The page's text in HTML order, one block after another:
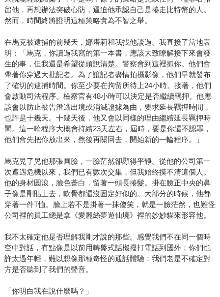
留他，再想辦法突破心防，逼迫他承認自己是捲走比特幣的人。
然而，時間終將證明這種策略實為不智之舉。
在馬克被逮捕的前幾天，娜塔莉和我找他談過。我直接了當地表
明：「馬克，你讀過我寫的第一本書，應該大致瞭解接下來會發
生的事，但我還是希望從頭說清楚。警察會到這裡抓你。他們會
帶著你穿過大批記者。為了讓記者盡情拍攝影像，他們早就發布
了確切的逮捕時間。你至少要在拘留所待上24小時。接著，他們
會啟動司法程序。檢察官有48小時可以決定是否繼續羈押。他應
該會以防止被告潛逃出境或消滅證據為由，要求延長羈押時間，
也許是十幾天。十幾天後，他又會以同樣的理由繼續延長羈押時
間。這一輪程序大概會持續23天左右，屆時，要是你還不認罪，
他們會先把你放出來，然後再關回去，開始新的一輪程序。」
馬克晃了晃他那張圓臉，一臉茫然卻顯得平靜。從他的公司第一
次遭遇危機以來，我們已有數次交集，但我始終摸不清這個人。
他的身材圓滾，臉色蒼白，留著一頭長捲髮。掛在臉正中央的鼻
子像是剛貼上去，軟骨都還沒固定好似的。大部分的時候，他都
穿著一件T恤。臉上若不是掛著一抹傻笑，就是一臉茫然，也難怪
公司裡的員工總是拿《愛麗絲夢遊仙境》裡的妙妙貓來形容他。
我不太確定他是否理解我剛才說的那些。感覺我們不在同一個時
空中對話，有點像是以前用轉盤式話機撥打電話到國外；你們也
許太過年輕，難以想像那種奇怪的通話體驗：我們老是不確定對
方是否聽到了我們的聲音。
「你明白我在說什麼嗎？」